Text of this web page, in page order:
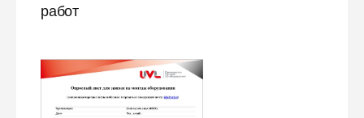
работ